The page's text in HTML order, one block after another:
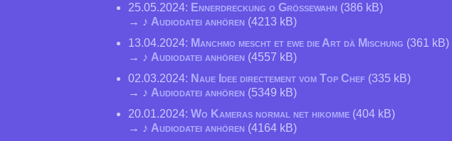
25.05.2024: Ennerdreckung o Größewahn (386 kB)
→ ♪ Audiodatei anhören (4213 kB)
13.04.2024: Manchmo mescht et ewe die Art dä Mischung (361 kB)
→ ♪ Audiodatei anhören (4557 kB)
02.03.2024: Naue Idee directement vom Top Chef (335 kB)
→ ♪ Audiodatei anhören (5349 kB)
20.01.2024: Wo Kameras normal net hikomme (404 kB)
→ ♪ Audiodatei anhören (4164 kB)